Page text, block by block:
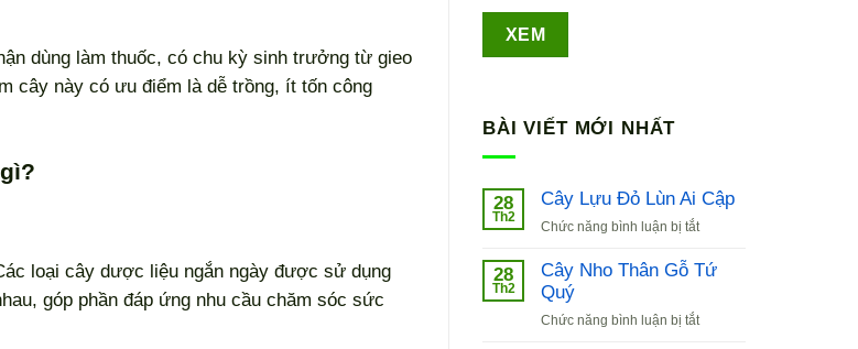
dùng làm thuốc, có chu kỳ sinh trưởng từ gieo
cây này có ưu điểm là dễ trồng, ít tốn công
loại cây dược liệu ngắn ngày được sử dụng
góp phần đáp ứng nhu cầu chăm sóc sức
BÀI VIẾT MỚI NHẤT
28
Th2
Cây Lựu Đỏ Lùn Ai Cập
Chức năng bình luận bị tắtở
Lựu
Ai
28
Th2
Cây Nho Thân Gỗ Tứ
Quý
Chức năng bình luận bị tắtở